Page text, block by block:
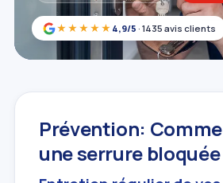
★★★★★ 4,9/5 · 1435 avis clients
Prévention:
une serrure